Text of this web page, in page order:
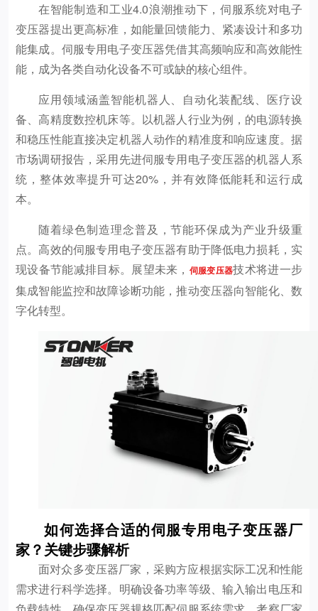
在智能制造和工业4.0浪潮推动下，伺服系统对电子
变压器提出更高标准，如能量回馈能力、紧凑设计和多功
能集成。伺服专用电子变压器凭借其高频响应和高效能性
能，成为各类自动化设备不可或缺的核心组件。
应用领域涵盖智能机器人、自动化装配线、医疗设
备、高精度数控机床等。以机器人行业为例，的电源转换
和稳压性能直接决定机器人动作的精准度和响应速度。据
市场调研报告，采用先进伺服专用电子变压器的机器人系
统，整体效率提升可达20%，并有效降低能耗和运行成
本。
随着绿色制造理念普及，节能环保成为产业升级重
点。高效的伺服专用电子变压器有助于降低电力损耗，实
现设备节能减排目标。展望未来， 伺服变压器技术将进一步
集成智能监控和故障诊断功能，推动变压器向智能化、数
字化转型。
如何选择合适的伺服专用电子变压器厂
家？关键步骤解析
面对众多变压器厂家，采购方应根据实际工况和性能
需求进行科学选择。明确设备功率等级、输入输出电压和